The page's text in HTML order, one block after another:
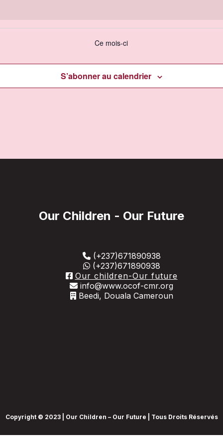
Ce mois-ci
S’abonner au calendrier
Our Children - Our Future
(+237)671890938
(+237)671890938
Our children-Our future
info@www.ocof-cmr.org
Beedi, Douala Cameroun
Copyright © 2023 | Our Children – Our Future | Tous Droits Réservés